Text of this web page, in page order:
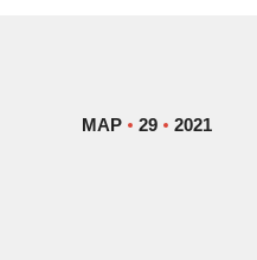
ΜΑΡ 29 2021